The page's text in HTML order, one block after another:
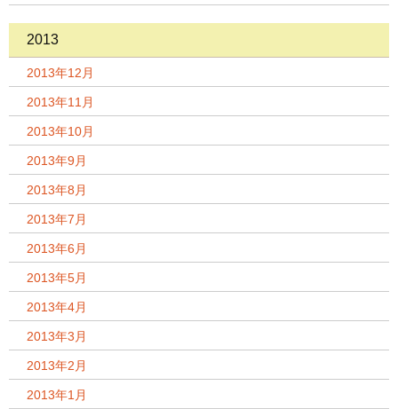
2013
2013年12月
2013年11月
2013年10月
2013年9月
2013年8月
2013年7月
2013年6月
2013年5月
2013年4月
2013年3月
2013年2月
2013年1月